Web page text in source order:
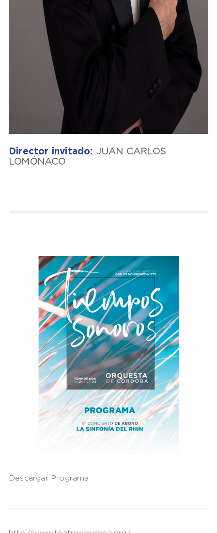
Director invitado: JUAN CARLOS
LOMÓNACO
Descargar Programa